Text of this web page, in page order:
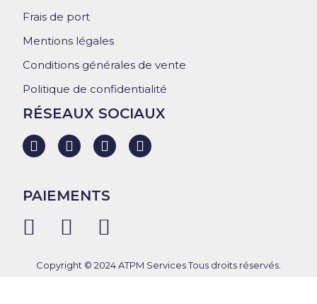
Frais de port
Mentions légales
Conditions générales de vente
Politique de confidentialité
RÉSEAUX SOCIAUX
PAIEMENTS
Copyright © 2024 ATPM Services Tous droits réservés.